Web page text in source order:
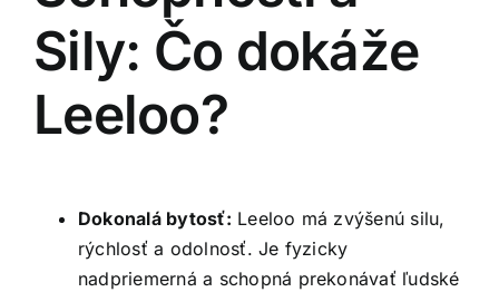
Sily: Čo dokáže
Leeloo?
Dokonalá bytosť: Leeloo má zvýšenú silu,
rýchlosť a odolnosť. Je fyzicky
nadpriemerná a schopná prekonávať ľudské